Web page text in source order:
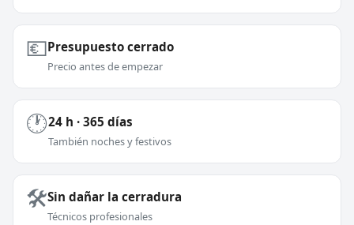
💶Presupuesto cerrado
Precio antes de empezar
🕐24 h · 365 días
También noches y festivos
🛠️Sin dañar la cerradura
Técnicos profesionales